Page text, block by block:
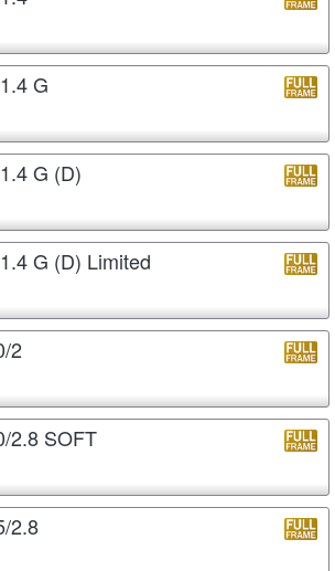
G
G (D)
G (D) Limited
2
2.8 SOFT
2.8